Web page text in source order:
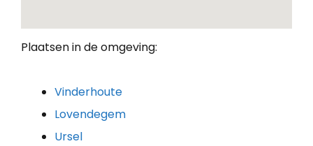
Plaatsen in de omgeving:
Vinderhoute
Lovendegem
Ursel